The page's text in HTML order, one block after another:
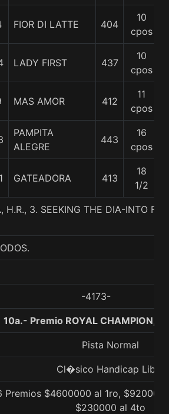
FIOR DI LATTE 404
10
cpos
LADY FIRST 437
10
cpos
MAS AMOR 412
11
cpos
PAMPITA
ALEGRE
443
16
cpos
GATEADORA 413
18
1/2
H.R., 3. SEEKING THE DIA-INTO
-4173-
10a.- Premio ROYAL CHAMPION,
Pista Normal
Cl�sico Handicap Libre
Premios $4600000 al 1ro,
$230000 al 4to